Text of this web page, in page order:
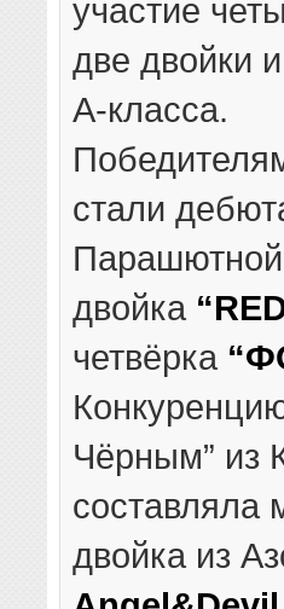
участие
две двойки
А-класса.
стали
двойка
четвёрка
Чёрным” из
составляла
двойка из